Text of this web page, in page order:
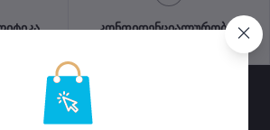
კონფიდენციალურობის